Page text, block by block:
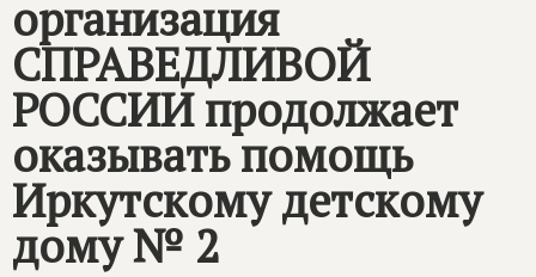
организация
СПРАВЕДЛИВОЙ
РОССИИ продолжает
оказывать помощь
Иркутскому детскому
дому № 2